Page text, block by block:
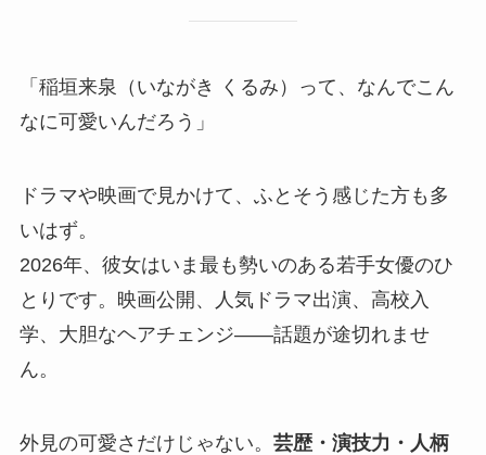
「稲垣来泉（いながき くるみ）って、なんでこん
なに可愛いんだろう」
ドラマや映画で見かけて、ふとそう感じた方も多
いはず。
2026年、彼女はいま最も勢いのある若手女優のひ
とりです。映画公開、人気ドラマ出演、高校入
学、大胆なヘアチェンジ——話題が途切れませ
ん。
外見の可愛さだけじゃない。 芸歴・演技力・人柄